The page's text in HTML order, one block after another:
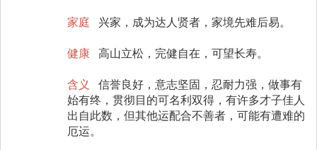
家庭 兴家，成为达人贤者，家境先难后易。
健康 高山立松，完健自在，可望长寿。
含义
信誉良好，意志坚固，忍耐力强，做事有
始有终，贯彻目的可名利双得，有许多才子佳人
出自此数，但其他运配合不善者，可能有遭难的
厄运。